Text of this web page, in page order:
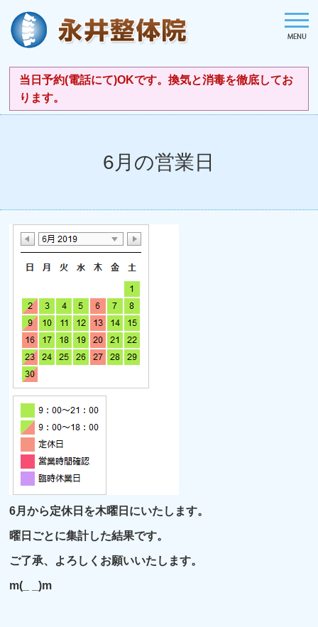
当日予約(電話にて)OKです。換気と消毒を徹底してお
ります。
6月の営業日
6月から定休日を木曜日にいたします。
曜日ごとに集計した結果です。
ご了承、よろしくお願いいたします。
m(_ _)m